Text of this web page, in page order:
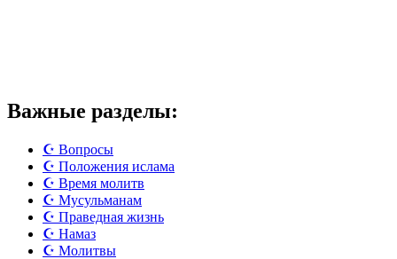
Важные разделы:
☪️ Вопросы
☪️ Положения ислама
☪️ Время молитв
☪️ Мусульманам
☪️ Праведная жизнь
☪️ Намаз
☪️ Молитвы